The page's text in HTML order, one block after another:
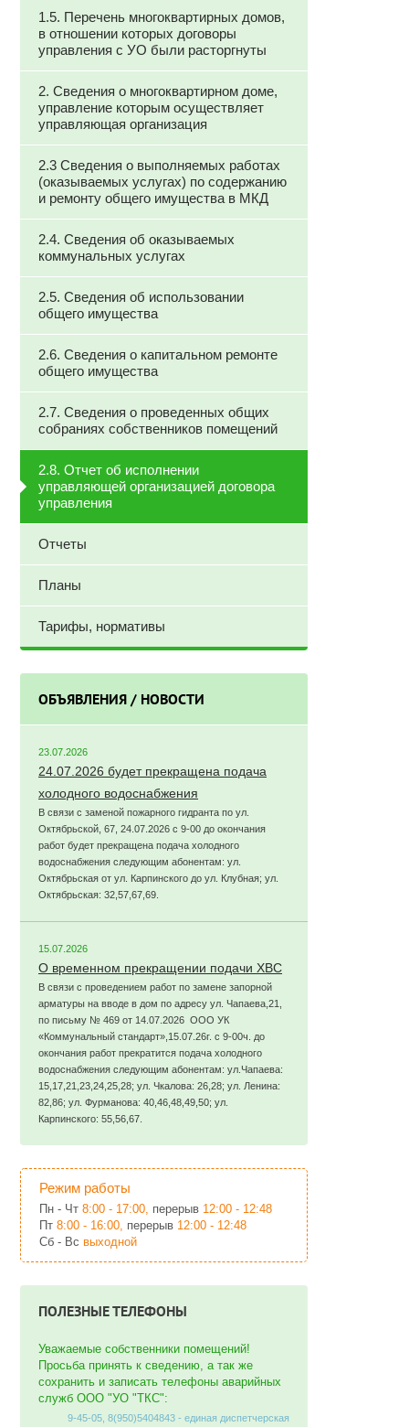
1.5. Перечень многоквартирных домов,
в отношении которых договоры
управления с УО были расторгнуты
2. Сведения о многоквартирном доме,
управление которым осуществляет
управляющая организация
2.3 Сведения о выполняемых работах
(оказываемых услугах) по содержанию
и ремонту общего имущества в МКД
2.4. Сведения об оказываемых
коммунальных услугах
2.5. Сведения об использовании
общего имущества
2.6. Сведения о капитальном ремонте
общего имущества
2.7. Сведения о проведенных общих
собраниях собственников помещений
2.8. Отчет об исполнении
управляющей организацией договора
управления
Отчеты
Планы
Тарифы, нормативы
ОБЪЯВЛЕНИЯ / НОВОСТИ
23.07.2026
24.07.2026 будет прекращена подача
холодного водоснабжения
В связи с заменой пожарного гидранта по ул.
Октябрьской, 67, 24.07.2026 с 9-00 до окончания
работ будет прекращена подача холодного
водоснабжения следующим абонентам: ул.
Октябрьская от ул. Карпинского до ул. Клубная; ул.
Октябрьская: 32,57,67,69.
15.07.2026
О временном прекращении подачи ХВС
В связи с проведением работ по замене запорной
арматуры на вводе в дом по адресу ул. Чапаева,21,
по письму № 469 от 14.07.2026 ООО УК
«Коммунальный стандарт»,15.07.26г. с 9-00ч. до
окончания работ прекратится подача холодного
водоснабжения следующим абонентам: ул.Чапаева:
15,17,21,23,24,25,28; ул. Чкалова: 26,28; ул. Ленина:
82,86; ул. Фурманова: 40,46,48,49,50; ул.
Карпинского: 55,56,67.
Режим работы
Пн - Чт 8:00 - 17:00, перерыв 12:00 - 12:48
Пт 8:00 - 16:00, перерыв 12:00 - 12:48
Сб - Вс выходной
ПОЛЕЗНЫЕ ТЕЛЕФОНЫ
Уважаемые собственники помещений!
Просьба принять к сведению, а так же
сохранить и записать телефоны аварийных
служб ООО "УО "ТКС":
9-45-05, 8(950)5404843 - единая диспетчерская